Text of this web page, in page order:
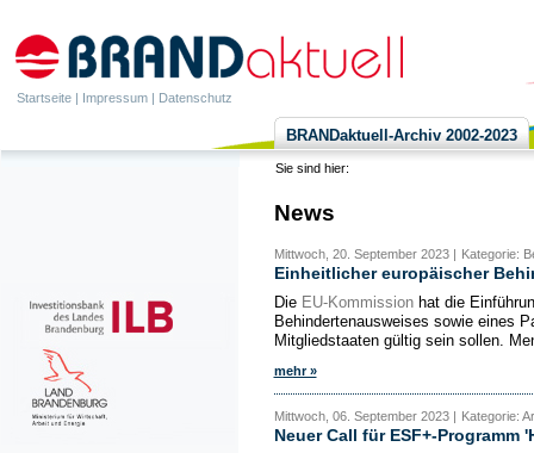
Startseite | Impressum | Datenschutz
BRANDaktuell-Archiv 2002-2023
Sie sind hier:
News
Mittwoch, 20. September 2023 | Kategorie:
Einheitlicher europäischer
Die EU-Kommissionhat die
Behindertenausweises sowie eines
Mitgliedstaaten gültig sein sollen.
mehr »
Mittwoch, 06. September 2023 | Kategorie:
Neuer Call für ESF+-Programm